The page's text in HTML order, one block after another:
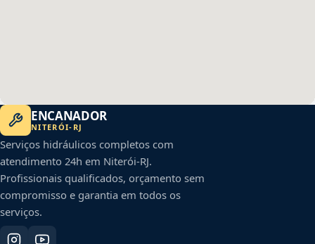
ENCANADOR
NITERÓI- RJ
Serviços hidráulicos completos com
atendimento 24h em Niterói-RJ.
Profissionais qualificados, orçamento sem
compromisso e garantia em todos os
serviços.